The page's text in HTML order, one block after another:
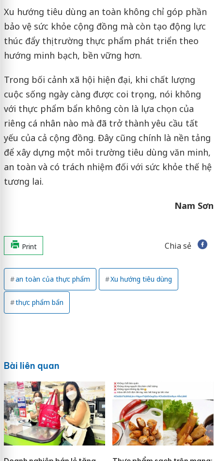
Xu hướng tiêu dùng an toàn không chỉ góp phần
bảo vệ sức khỏe cộng đồng mà còn tạo động lực
thúc đẩy thị trường thực phẩm phát triển theo
hướng minh bạch, bền vững hơn.
Trong bối cảnh xã hội hiện đại, khi chất lượng
cuộc sống ngày càng được coi trọng, nói không
với thực phẩm bẩn không còn là lựa chọn của
riêng cá nhân nào mà đã trở thành yêu cầu tất
yếu của cả cộng đồng. Đây cũng chính là nền tảng
để xây dựng một môi trường tiêu dùng văn minh,
an toàn và có trách nhiệm đối với sức khỏe thế hệ
tương lai.
Nam Sơn
Print Chia sẻ
an toàn của thực phẩm Xu hướng tiêu dùng
thực phẩm bẩn
Bài liên quan